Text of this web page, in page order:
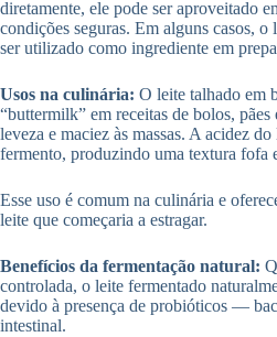
diretamente, ele pode ser aproveitado
condições seguras. Em alguns casos,
ser utilizado como ingrediente em
Usos na culinária: O leite talhado em
“buttermilk” em receitas de bolos,
leveza e maciez às massas. A acidez
fermento, produzindo uma textura fofa
Esse uso é comum na culinária e
leite que começaria a estragar.
Benefícios da fermentação natural:
controlada, o leite fermentado
devido à presença de probióticos —
intestinal.